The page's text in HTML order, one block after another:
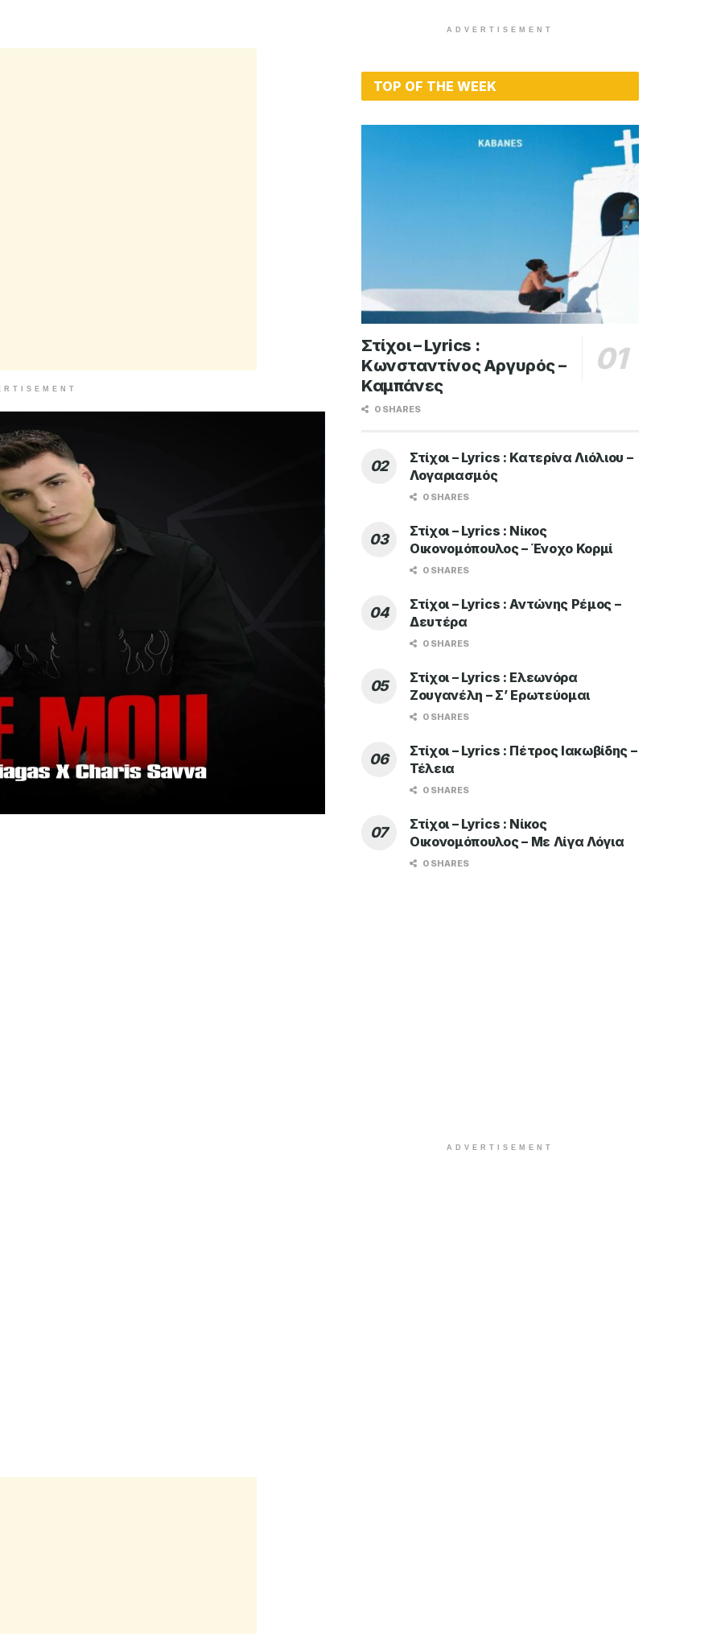
ADVERTISEMENT
TOP OF THE WEEK
Στίχοι – Lyrics :
Κωνσταντίνος Αργυρός –
Καμπάνες
0 SHARES
Στίχοι – Lyrics : Κατερίνα Λιόλιου –
Λογαριασμός
0 SHARES
Στίχοι – Lyrics : Νίκος
Οικονομόπουλος – Ένοχο Κορμί
0 SHARES
Στίχοι – Lyrics : Αντώνης Ρέμος –
Δευτέρα
0 SHARES
Στίχοι – Lyrics : Ελεωνόρα
Ζουγανέλη – Σ’ Ερωτεύομαι
0 SHARES
Στίχοι – Lyrics : Πέτρος Ιακωβίδης –
Τέλεια
0 SHARES
Στίχοι – Lyrics : Νίκος
Οικονομόπουλος – Με Λίγα Λόγια
0 SHARES
ADVERTISEMENT